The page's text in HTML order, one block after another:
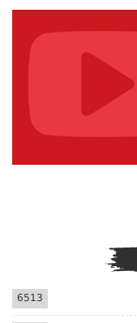
6513